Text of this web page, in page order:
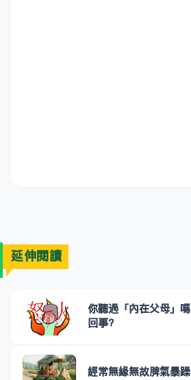
延伸閱讀
你聽過「內在父母」
回事?
經常無緣無故脾氣暴